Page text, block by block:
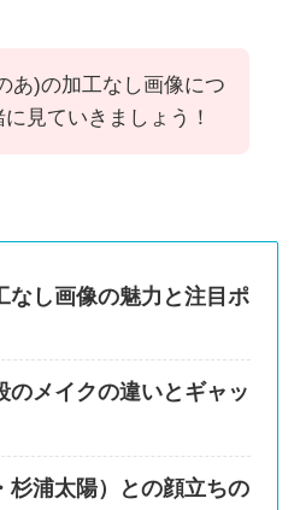
あ)の加工なし画像につ
見ていきましょう！
なし画像の魅力と注目ポ
のメイクの違いとギャッ
杉浦太陽）との顔立ちの